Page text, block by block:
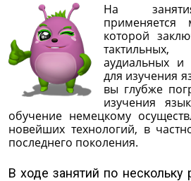
На
применяется
которой
аудиальных и
для изучения
вы глубже
изучения
обучение немецкому
новейших технологий, в
последнего поколения.
В ходе занятий по